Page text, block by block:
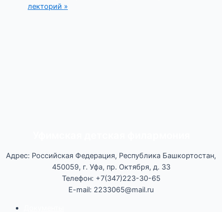
лекторий »
Адрес: Российская Федерация, Республика Башкортостан,
450059, г. Уфа, пр. Октября, д. 33
Телефон: +7(347)223-30-65
E-mail: 2233065@mail.ru